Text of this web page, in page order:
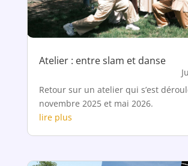
Atelier : entre slam et danse
Retour sur un atelier qui s’est
novembre 2025 et mai 2026.
lire plus